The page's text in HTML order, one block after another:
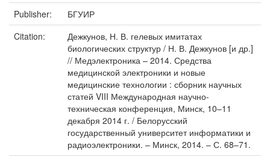
Publisher:
БГУИР
Citation:
Дежкунов, Н. В. гелевых имитатах
биологических структур / Н. В. Дежкунов [и др.]
// Медэлектроника – 2014. Средства
медицинской электроники и новые
медицинские технологии : сборник научных
статей VIII Международная научно-
техническая конференция, Минск, 10–11
декабря 2014 г. / Белорусский
государственный университет информатики и
радиоэлектроники. – Минск, 2014. – С. 68–71.